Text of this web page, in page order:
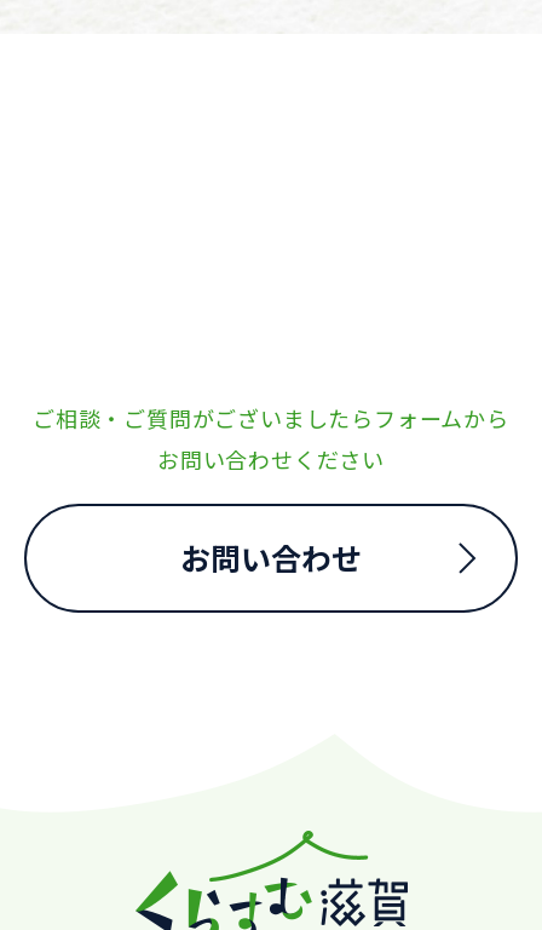
ご相談・ご質問がございましたらフォームから
お問い合わせください
お問い合わせ